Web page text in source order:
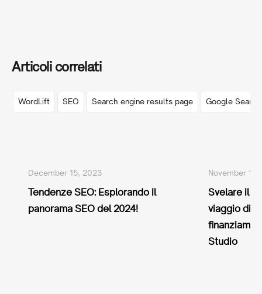
Articoli correlati
WordLift SEO Search engine results page Google Search
Tendenze SEO: Esplorando il
panorama SEO del 2024!
December 15, 2023
Svelare il
viaggio di
Studio
November